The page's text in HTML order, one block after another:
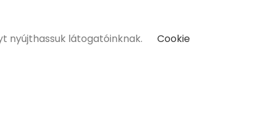
nyújthassuk látogatóinknak.
Cookie